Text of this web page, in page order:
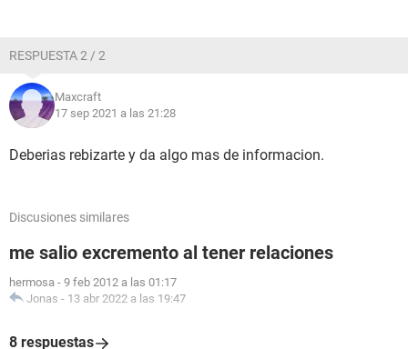
RESPUESTA 2 / 2
Maxcraft
17 sep 2021 a las 21:28
Deberias rebizarte y da algo mas de informacion.
Discusiones similares
me salio excremento al tener relaciones
hermosa - 9 feb 2012 a las 01:17
Jonas - 13 abr 2022 a las 19:47
8 respuestas